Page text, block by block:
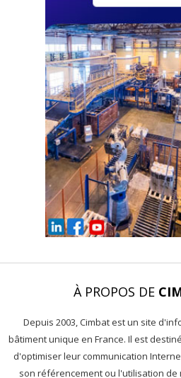
À PROPOS DE
Depuis 2003, Cimbat est un site
bâtiment unique en France. Il est
d'optimiser leur communication
son référencement ou l'utilisation